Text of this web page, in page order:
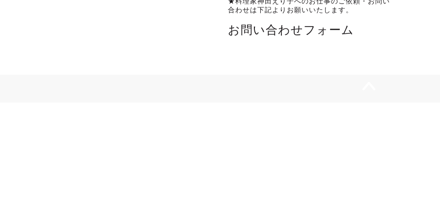
合わせは下記よりお願いいたします。
お問い合わせフォーム